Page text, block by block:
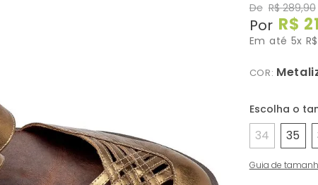
De R$ 289,90
Por R$
Em até 5x R$
COR:
34 35
Guia de